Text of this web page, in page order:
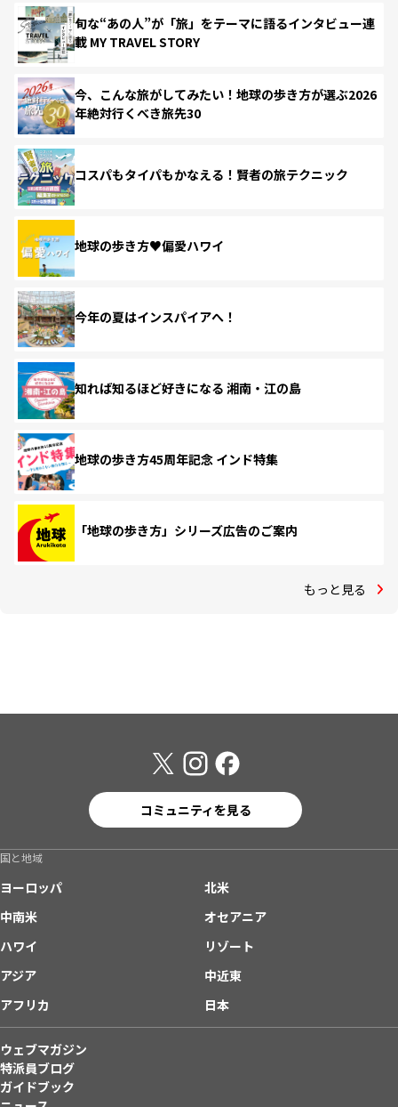
旬な“あの人”が「旅」をテーマに語るインタビュー連
載 MY TRAVEL STORY
今、こんな旅がしてみたい！地球の歩き方が選ぶ2026
年絶対行くべき旅先30
コスパもタイパもかなえる！賢者の旅テクニック
地球の歩き方♥偏愛ハワイ
今年の夏はインスパイアへ！
知れば知るほど好きになる 湘南・江の島
地球の歩き方45周年記念 インド特集
「地球の歩き方」シリーズ広告のご案内
もっと見る
コミュニティを見る
国と地域
ヨーロッパ
北米
中南米
オセアニア
ハワイ
リゾート
アジア
中近東
アフリカ
日本
ウェブマガジン
特派員ブログ
ガイドブック